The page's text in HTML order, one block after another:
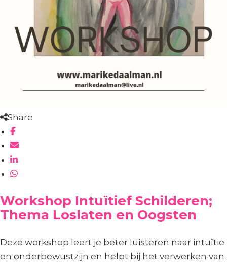
Share
Workshop Intuïtief Schilderen;
Thema Loslaten en Oogsten
Deze workshop leert je beter luisteren naar intuïtie
en onderbewustzijn en helpt bij het verwerken van